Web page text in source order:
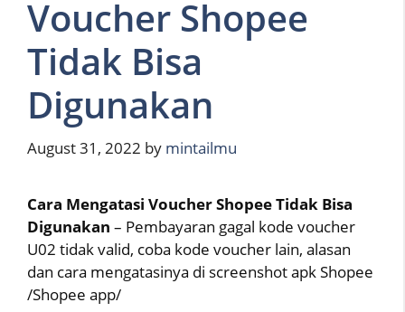
Voucher Shopee
Tidak Bisa
Digunakan
August 31, 2022 by mintailmu
Cara Mengatasi Voucher Shopee Tidak Bisa
Digunakan – Pembayaran gagal kode voucher
U02 tidak valid, coba kode voucher lain, alasan
dan cara mengatasinya di screenshot apk Shopee
/Shopee app/